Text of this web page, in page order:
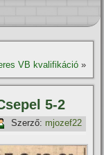
VB kvalifikáció»
5-2
Szerző: mjozef22